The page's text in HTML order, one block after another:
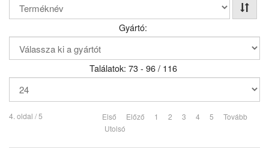
Gyártó:
Találatok: 73 - 96 / 116
4. oldal / 5 Első Előző 1 2 3 4 5
Tovább
Utolsó